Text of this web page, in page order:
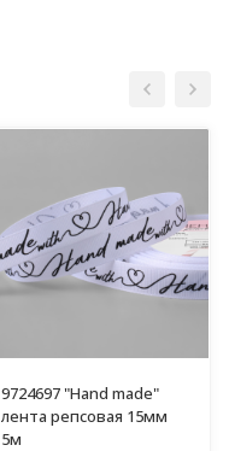
9724697 "Hand made"
лента репсовая 15мм
5м